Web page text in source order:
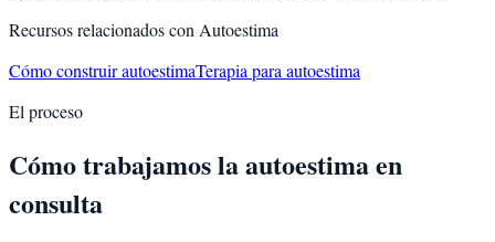
Recursos relacionados con Autoestima
Cómo construir autoestimaTerapia para autoestima
El proceso
Cómo trabajamos la autoestima en
consulta